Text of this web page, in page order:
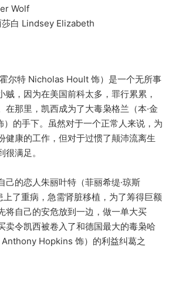
Elizabeth
特 Nicholas Hoult 饰）是一个无所事
贼，因为在美国前科太多，罪行累累，
在那里，凯西成为了大毒枭格兰（本·金
的手下。虽然对于一个正常人来说，为
健康的工作，但对于过惯了颠沛流离生
满足。
的恋人朱丽叶特（菲丽希缇·琼斯
了重病，急需肾脏移植，为了筹得巨额
将自己的安危放到一边，做一单大买
卖令凯西被卷入了和德国最大的毒枭哈
Anthony Hopkins 饰）的利益纠葛之